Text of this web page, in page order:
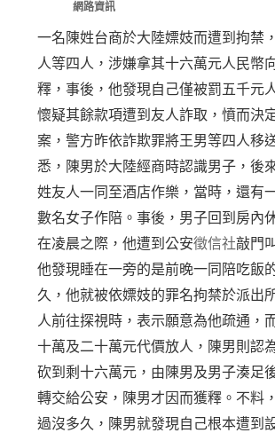
網路資訊
一名陳姓台商於大陸嫖妓而遭到拘禁
人等四人，涉嫌拿其十六萬元人民幣
釋，事後，他發現自己僅被罰五千元
懷疑其餘款項遭到友人詐取，憤而決
案，警方昨依詐欺罪將王男等四人移
悉，陳男於大陸經商時認識男子，後
姓友人一同至酒店作樂，當時，還有
數名女子作陪。事後，男子回到房內
在凌晨之際，他遭到公安徵信社敲門
他發現睡在一旁的是前晚一同陪吃飯
久，他就被依嫖妓的罪名拘禁於派出
人前往探視時，表示願意為他疏通，
十萬及二十萬元代價放人，陳男則認
砍到剩十六萬元，由陳男及男子湊足
轉交給公安，陳男才因而獲釋。不料
過沒多久，陳男就發現自己根本遭到